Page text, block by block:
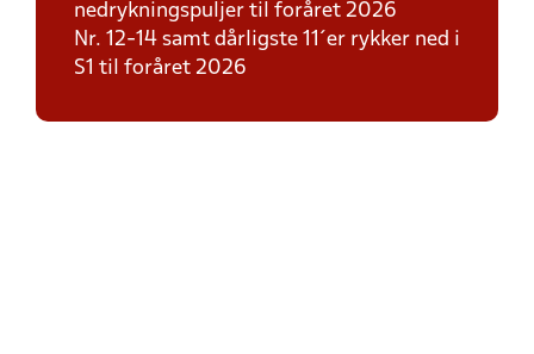
nedrykningspuljer til foråret 2026
Nr. 12-14 samt dårligste 11´er rykker ned i
S1 til foråret 2026